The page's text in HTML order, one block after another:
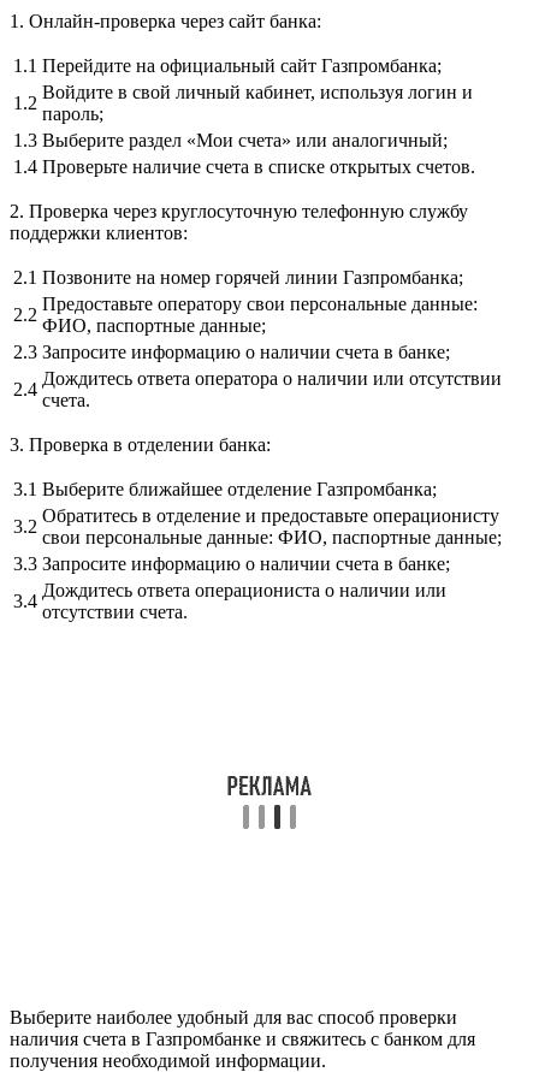
1. Онлайн-проверка через сайт банка:
1.1 Перейдите на официальный сайт Газпромбанка;
1.2
Войдите в свой личный кабинет, используя логин и
пароль;
1.3 Выберите раздел «Мои счета» или аналогичный;
1.4 Проверьте наличие счета в списке открытых счетов.
2. Проверка через круглосуточную телефонную службу
поддержки клиентов:
2.1 Позвоните на номер горячей линии Газпромбанка;
2.2
Предоставьте оператору свои персональные данные:
ФИО, паспортные данные;
2.3 Запросите информацию о наличии счета в банке;
2.4
Дождитесь ответа оператора о наличии или отсутствии
счета.
3. Проверка в отделении банка:
3.1 Выберите ближайшее отделение Газпромбанка;
3.2
Обратитесь в отделение и предоставьте операционисту
свои персональные данные: ФИО, паспортные данные;
3.3 Запросите информацию о наличии счета в банке;
3.4
Дождитесь ответа операциониста о наличии или
отсутствии счета.
Выберите наиболее удобный для вас способ проверки
наличия счета в Газпромбанке и свяжитесь с банком для
получения необходимой информации.